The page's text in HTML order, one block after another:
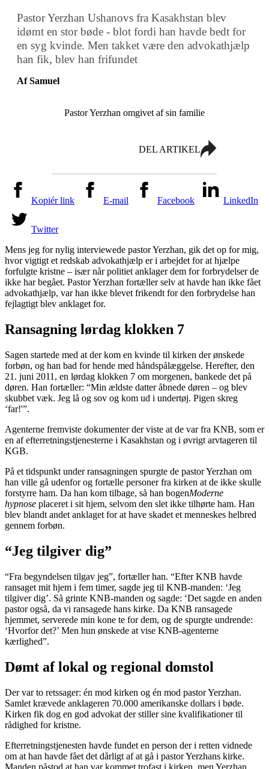
Pastor Yerzhan Ushanovs fra Kasakhstan blev
idømt en stor bøde - blot fordi han havde bedt for
en syg kvinde. Men takket være den advokathjælp
han fik, blev han frifundet
Af Samuel
Pastor Yerzhan omgivet af sin familie
DEL ARTIKEL
Kopiér link E-mail Facebook LinkedIn
Twitter
Mens jeg for nylig interviewede pastor Yerzhan, gik det op for mig,
hvor vigtigt et redskab advokathjælp er i arbejdet for at hjælpe
forfulgte kristne – især når politiet anklager dem for forbrydelser de
ikke har begået. Pastor Yerzhan fortæller selv at havde han ikke fået
advokathjælp, var han ikke blevet frikendt for den forbrydelse han
fejlagtigt blev anklaget for.
Ransagning lørdag klokken 7
Sagen startede med at der kom en kvinde til kirken der ønskede
forbøn, og han bad for hende med håndspålæggelse. Herefter, den
21. juni 2011, en lørdag klokken 7 om morgenen, bankede det på
døren. Han fortæller: “Min ældste datter åbnede døren – og blev
skubbet væk. Jeg lå og sov og kom ud i undertøj. Pigen skreg
‘far!'”.
Agenterne fremviste dokumenter der viste at de var fra KNB, som er
en af efterretningstjenesterne i Kasakhstan og i øvrigt arvtageren til
KGB.
På et tidspunkt under ransagningen spurgte de pastor Yerzhan om
han ville gå udenfor og fortælle personer fra kirken at de ikke skulle
forstyrre ham. Da han kom tilbage, så han bogenModerne
hypnose placeret i sit hjem, selvom den slet ikke tilhørte ham. Han
blev blandt andet anklaget for at have skadet et menneskes helbred
gennem forbøn.
“Jeg tilgiver dig”
“Fra begyndelsen tilgav jeg”, fortæller han. “Efter KNB havde
ransaget mit hjem i fem timer, sagde jeg til KNB-manden: ‘Jeg
tilgiver dig’. Så grinte KNB-manden og sagde: ‘Det sagde en anden
pastor også, da vi ransagede hans kirke. Da KNB ransagede
hjemmet, serverede min kone te for dem, og de spurgte undrende:
‘Hvorfor det?’ Men hun ønskede at vise KNB-agenterne
kærlighed”.
Dømt af lokal og regional domstol
Der var to retssager: én mod kirken og én mod pastor Yerzhan.
Samlet krævede anklageren 70.000 amerikanske dollars i bøde.
Kirken fik dog en god advokat der stiller sine kvalifikationer til
rådighed for kristne.
Efterretningstjenesten havde fundet en person der i retten vidnede
om at han havde fået det dårligt af at gå i pastor Yerzhans kirke.
Manden påstod at han var kommet trofast i kirken, men Yerzhan